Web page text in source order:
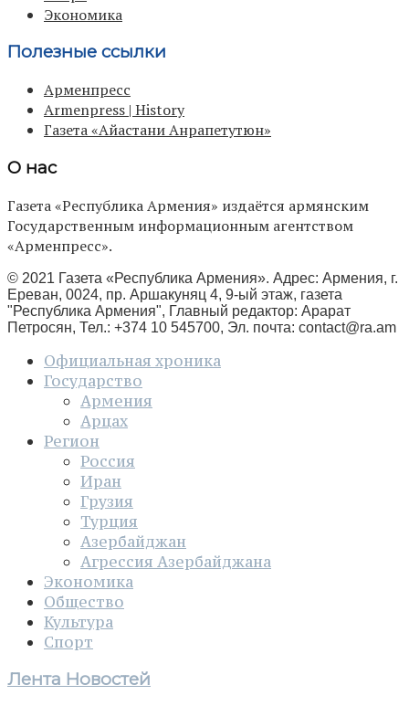
Экономика
Полезные ссылки
Арменпресс
Armenpress | History
Газета «Айастани Анрапетутюн»
О нас
Газета «Республика Армения» издаётся армянским
Государственным информационным агентством
«Арменпресс».
© 2021 Газета «Республика Армения». Адрес: Армения, г.
Ереван, 0024, пр. Аршакуняц 4, 9-ый этаж, газета
"Республика Армения", Главный редактор: Арарат
Петросян, Тел.: +374 10 545700, Эл. почта: contact@ra.am
Официальная хроника
Государство
Армения
Арцах
Регион
Россия
Иран
Грузия
Турция
Азербайджан
Агрессия Азербайджана
Экономика
Общество
Культура
Спорт
Лента Новостей